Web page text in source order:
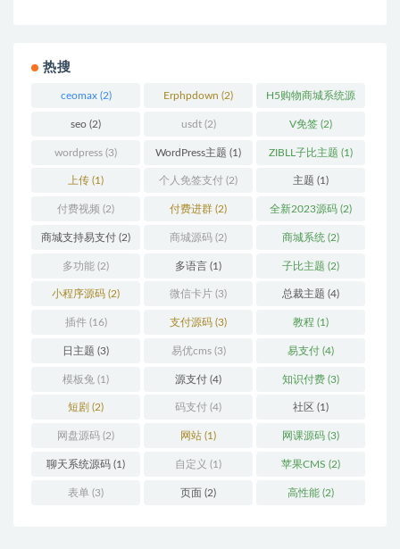
热搜
ceomax(2) Erphpdown (2) H5购物商城系统源
码(2)
seo (2) usdt(2) V免签 (2)
wordpress (3) WordPress主题 (1) ZIBLL子比主题 (1)
上传 (1) 个人免签支付 (2) 主题 (1)
付费视频 (2) 付费进群 (2) 全新2023源码 (2)
商城支持易支付 (2) 商城源码 (2) 商城系统 (2)
多功能 (2) 多语言 (1) 子比主题 (2)
小程序源码 (2) 微信卡片 (3) 总裁主题 (4)
插件(16) 支付源码 (3) 教程 (1)
日主题 (3) 易优cms(3) 易支付 (4)
模板兔 (1) 源支付 (4) 知识付费 (3)
短剧 (2) 码支付 (4) 社区 (1)
网盘源码 (2) 网站 (1) 网课源码 (3)
聊天系统源码 (1) 自定义 (1) 苹果CMS (2)
表单 (3) 页面 (2) 高性能 (2)